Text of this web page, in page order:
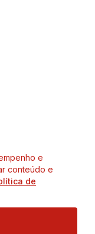
e
conteúdo e
de